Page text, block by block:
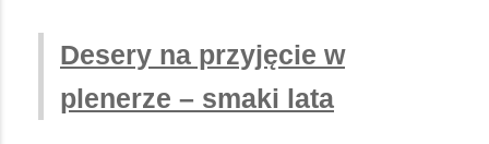
Desery na przyjęcie w
plenerze – smaki lata